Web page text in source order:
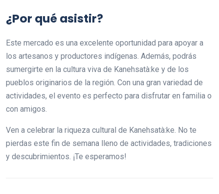
¿Por qué asistir?
Este mercado es una excelente oportunidad para apoyar a
los artesanos y productores indígenas. Además, podrás
sumergirte en la cultura viva de Kanehsatà:ke y de los
pueblos originarios de la región. Con una gran variedad de
actividades, el evento es perfecto para disfrutar en familia o
con amigos.
Ven a celebrar la riqueza cultural de Kanehsatà:ke. No te
pierdas este fin de semana lleno de actividades, tradiciones
y descubrimientos. ¡Te esperamos!